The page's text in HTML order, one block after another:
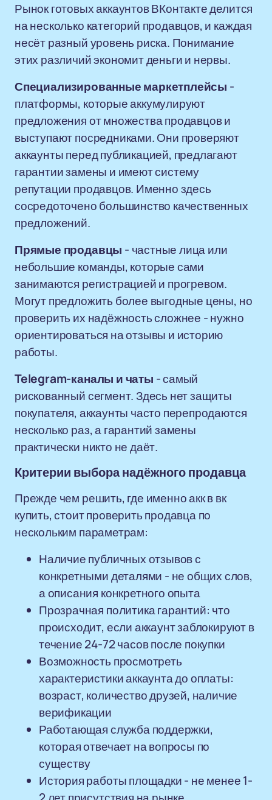
Рынок готовых аккаунтов ВКонтакте делится
на несколько категорий продавцов, и каждая
несёт разный уровень риска. Понимание
этих различий экономит деньги и нервы.
Специализированные маркетплейсы -
платформы, которые аккумулируют
предложения от множества продавцов и
выступают посредниками. Они проверяют
аккаунты перед публикацией, предлагают
гарантии замены и имеют систему
репутации продавцов. Именно здесь
сосредоточено большинство качественных
предложений.
Прямые продавцы - частные лица или
небольшие команды, которые сами
занимаются регистрацией и прогревом.
Могут предложить более выгодные цены, но
проверить их надёжность сложнее - нужно
ориентироваться на отзывы и историю
работы.
Telegram-каналы и чаты - самый
рискованный сегмент. Здесь нет защиты
покупателя, аккаунты часто перепродаются
несколько раз, а гарантий замены
практически никто не даёт.
Критерии выбора надёжного продавца
Прежде чем решить, где именно акк в вк
купить, стоит проверить продавца по
нескольким параметрам:
Наличие публичных отзывов с
конкретными деталями - не общих слов,
а описания конкретного опыта
Прозрачная политика гарантий: что
происходит, если аккаунт заблокируют в
течение 24-72 часов после покупки
Возможность просмотреть
характеристики аккаунта до оплаты:
возраст, количество друзей, наличие
верификации
Работающая служба поддержки,
которая отвечает на вопросы по
существу
История работы площадки - не менее 1-